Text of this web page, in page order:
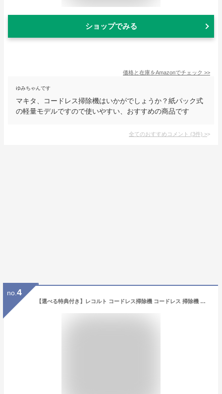
ショップでみる
価格と在庫をAmazonでチェック >>
ゆみちゃんです
マキタ、コードレス掃除機はいかがでしょうか？紙パック式
の軽量モデルですので使いやすい、おすすめの商品です
全てのおすすめコメント (3件) >
no. 4
【選べる特典付き】レコルト コードレス掃除機 コードレス 掃除機 ハンディ スティッククリーナー コードレスクリーナー 一人暮らし 充電式 軽量 軽い ハンディクリーナー おしゃれ 車用 RSC-1【送料無料】［ recolte コードレススティッククリーナー フルセット ］